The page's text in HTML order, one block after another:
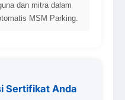
dan mitra dalam
MSM Parking.
Sertifikat Anda